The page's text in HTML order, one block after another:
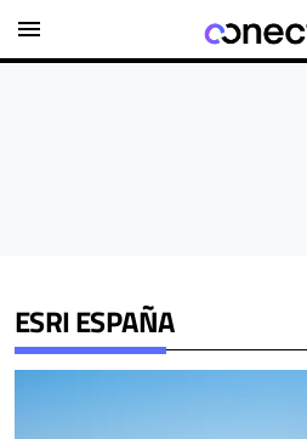
menu
ESRI ESPAÑA